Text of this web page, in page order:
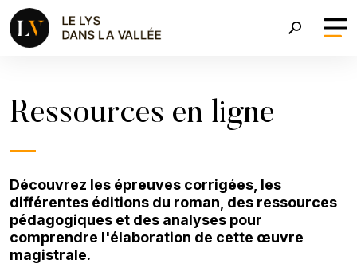
Aller au contenu principal
Ressources en ligne
Découvrez les épreuves corrigées, les
différentes éditions du roman, des ressources
pédagogiques et des analyses pour
comprendre l'élaboration de cette œuvre
magistrale.